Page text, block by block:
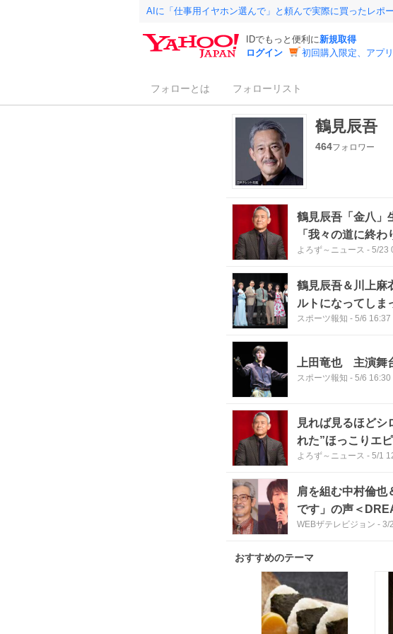
AIに「仕事用イヤホン選んで」と頼んで実際に買ったレポ
IDでもっと便利に新規取得
ログイン
初回購入限定、アプ
フォローとは フォローリスト
鶴見辰吾
464フォロワー
鶴見辰吾「金八
「我々の道に終わ
よろず～ニュース - 5/23
鶴見辰吾＆川上麻
ルトになってしま
スポーツ報知 - 5/6 16:37
上田竜也 主演舞
スポーツ報知 - 5/6 16:30
見れば見るほど
れた”ほっこりエピ
よろず～ニュース - 5/1
肩を組む中村倫也
です」の声＜
WEBザテレビジョン - 3/
おすすめのテーマ